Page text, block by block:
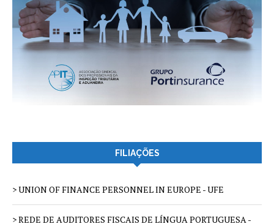
FILIAÇÕES
> UNION OF FINANCE PERSONNEL IN EUROPE - UFE
> REDE DE AUDITORES FISCAIS DE LÍNGUA PORTUGUESA -